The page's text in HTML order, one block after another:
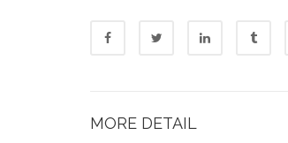
MORE DETAIL